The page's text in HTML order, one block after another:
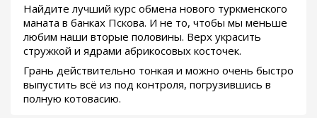
Найдите лучший курс обмена нового туркменского
маната в банках Пскова. И не то, чтобы мы меньше
любим наши вторые половины. Верх украсить
стружкой и ядрами абрикосовых косточек.
Грань действительно тонкая и можно очень быстро
выпустить всё из под контроля, погрузившись в
полную котовасию.